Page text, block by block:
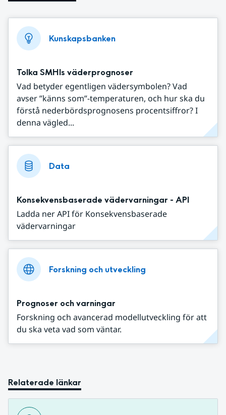
Kunskapsbanken
Tolka SMHIs väderprognoser
Vad betyder egentligen vädersymbolen? Vad
avser ”känns som”-temperaturen, och hur ska du
förstå nederbördsprognosens procentsiffror? I
denna vägled...
Data
Konsekvensbaserade vädervarningar - API
Ladda ner API för Konsekvensbaserade
vädervarningar
Forskning och utveckling
Prognoser och varningar
Forskning och avancerad modellutveckling för att
du ska veta vad som väntar.
Relaterade länkar